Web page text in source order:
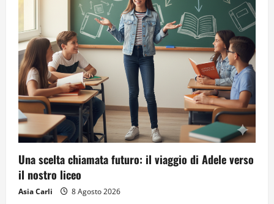
3
Una lettera a te, Ennio, per la tua lunga
passeggiata
23 Luglio 2026
4
Solo tra la gente
16 Luglio 2026
Dal sogno al crollo: come la Juventus ha
Una scelta chiamata futuro: il viaggio di Adele verso
il nostro liceo
Asia Carli 8 Agosto 2026